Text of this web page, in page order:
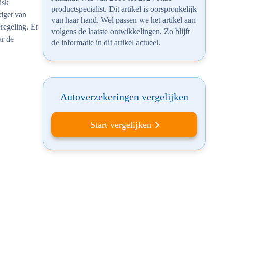
van
Er
de
productspecialist. Dit artikel is oorspronkelijk
van haar hand. Wel passen we het artikel aan
volgens de laatste ontwikkelingen. Zo blijft
de informatie in dit artikel actueel.
Autoverzekeringen vergelijken
Start vergelijken